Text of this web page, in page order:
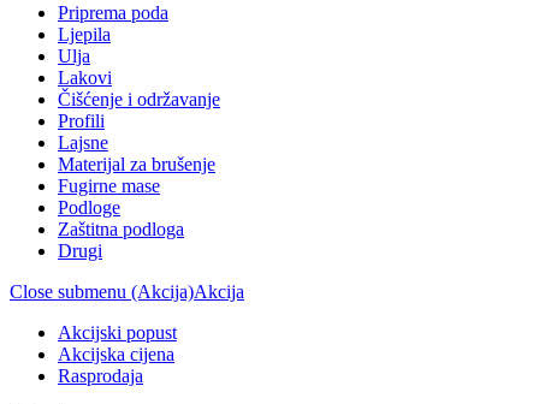
Priprema poda
Ljepila
Ulja
Lakovi
Čišćenje i održavanje
Profili
Lajsne
Materijal za brušenje
Fugirne mase
Podloge
Zaštitna podloga
Drugi
Close submenu (Akcija)Akcija
Akcijski popust
Akcijska cijena
Rasprodaja